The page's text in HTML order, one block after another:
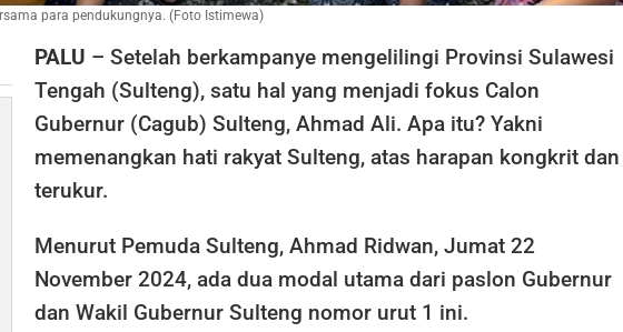
para pendukungnya. (Foto Istimewa)
PALU – Setelah berkampanye mengelilingi Provinsi Sulawesi
Tengah (Sulteng), satu hal yang menjadi fokus Calon
Gubernur (Cagub) Sulteng, Ahmad Ali. Apa itu? Yakni
memenangkan hati rakyat Sulteng, atas harapan kongkrit dan
terukur.
Menurut Pemuda Sulteng, Ahmad Ridwan, Jumat 22
November 2024, ada dua modal utama dari paslon Gubernur
dan Wakil Gubernur Sulteng nomor urut 1 ini.